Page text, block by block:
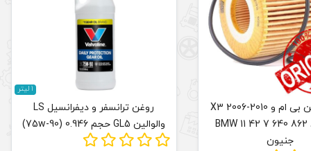
فیلتر روغن بی ام و X3 2006-2010
3000 کد BMW 11 42 7 640 862
جنیون
1 لیتر
روغن ترانسفر و دیفرانسیل LS
والوالین GL5 حجم 0.946 (75w-90)